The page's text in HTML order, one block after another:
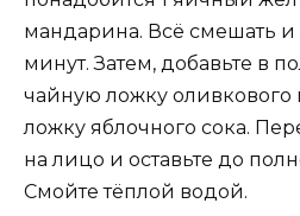
мандарина. Всё смешать и
минут. Затем, добавьте в
чайную ложку оливкового
ложку яблочного сока.
на лицо и оставьте до
Смойте тёплой водой.